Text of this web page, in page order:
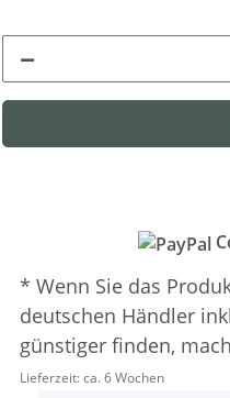
* Wenn Sie das
deutschen Händler
günstiger finden,
Lieferzeit:ca. 6 Wochen